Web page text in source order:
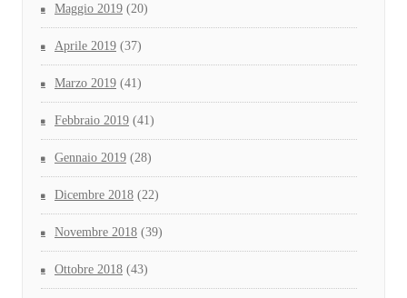
Maggio 2019 (20)
Aprile 2019 (37)
Marzo 2019 (41)
Febbraio 2019 (41)
Gennaio 2019 (28)
Dicembre 2018 (22)
Novembre 2018 (39)
Ottobre 2018 (43)